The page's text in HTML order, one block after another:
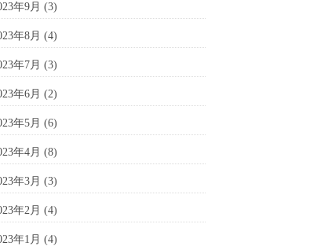
年9月 (3)
年8月 (4)
年7月 (3)
年6月 (2)
年5月 (6)
年4月 (8)
年3月 (3)
年2月 (4)
年1月 (4)